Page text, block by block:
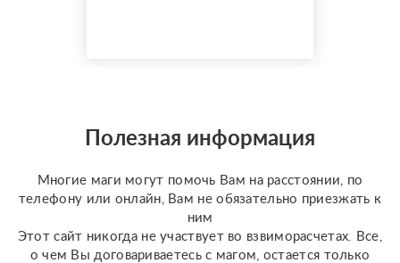
конкретную задачу
(Классическое Таро
Таро ...
Полезная информация
Многие маги могут помочь Вам на расстоянии, по
телефону или онлайн, Вам не обязательно приезжать к
ним
Этот сайт никогда не участвует во взвиморасчетах. Все,
о чем Вы договариваетесь с магом, остается только